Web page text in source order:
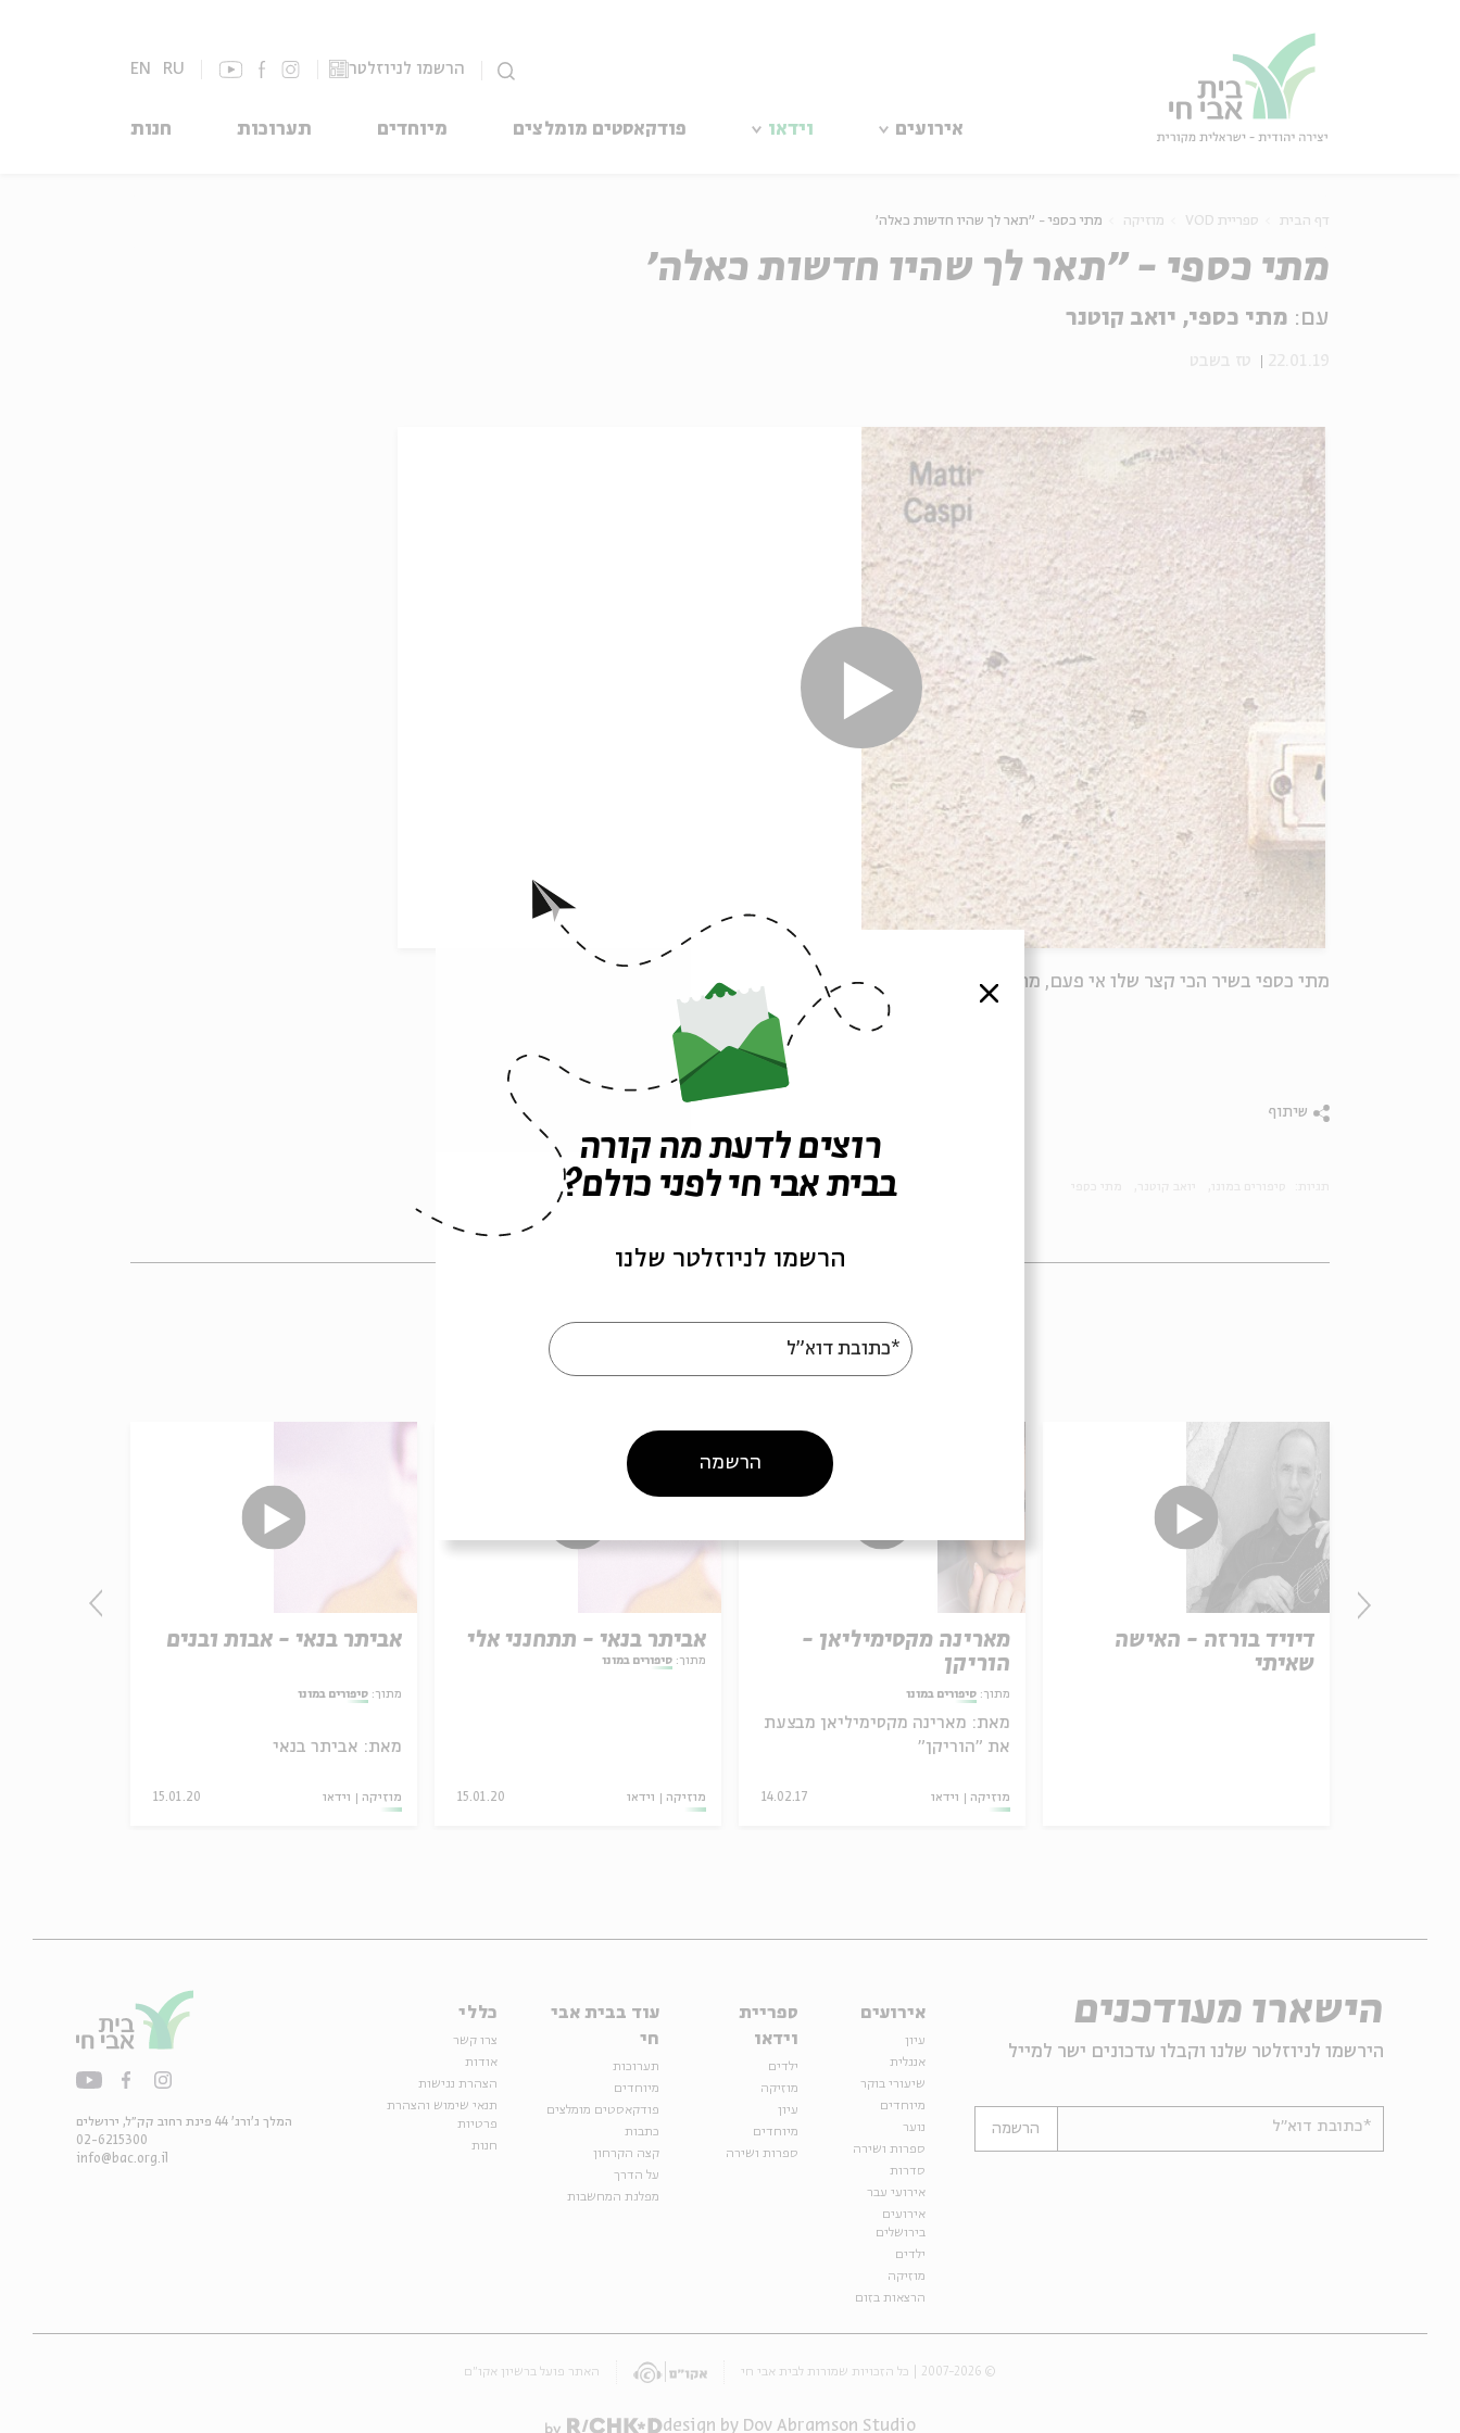
הרשמו לניוזלטר EN RU
אירועים וידאו פודקאסטים מומלצים מיוחדים תערוכות חנות
דף הבית ספריית VOD מוזיקה מתי כספי - "תאר לך שהיו חדשות כאלה'
מתי כספי - "תאר לך שהיו חדשות כאלה'
עם: מתי כספי, יואב קוטנר
מתי כספי בשיר הכי קצר שלו אי פעם, מתוך סיפורים במונו בהנחיית יואב קוטנר.
שיתוף
אביתר בנאי - אבות ובנים
מתוך: סיפורים במונו
מאת: אביתר בנאי
מוזיקה וידאו 15.01.20
אביתר בנאי - תתחנני אלי
מתוך: סיפורים במונו
מוזיקה וידאו 15.01.20
מארינה מקסימיליאן -
הוריקן
מתוך: סיפורים במונו
מאת: מארינה מקסימיליאן מבצעת
את "הוריקן"
מוזיקה וידאו 14.02.17
דיויד בורזה - האישה
שאיתי
הישארו מעודכנים
הירשמו לניוזלטר שלנו וקבלו עדכונים ישר למייל
*כתובת דוא"ל הרשמה
אירועים
עיון
אנגלית
שיעורי בוקר
מיוחדים
נוער
ספרות ושירה
סדרות
אירועי עבר
אירועים
בירושלים
ילדים
מוזיקה
הרצאות בזום
ספריית
וידאו
ילדים
מוזיקה
עיון
מיוחדים
ספרות ושירה
עוד בבית אבי
חי
תערוכות
מיוחדים
פודקאסטים מומלצים
כתבות
קצה הקרחון
על הדרך
מפלגת המחשבות
כללי
צרו קשר
אודות
הצהרת נגישות
תנאי שימוש והצהרת
פרטיות
חנות
המלך ג'ורג' 44 פינת רחוב קק״ל, ירושלים
info@bac.org.il
02-6215300
© 2007-2026 | כל הזכויות שמורות לבית אבי חי האתר פועל ברשיון אקו״ם
design by Dov Abramson Studio
סגור
רוצים לדעת מה קורה
בבית אבי חי לפני כולם?
הרשמו לניוזלטר שלנו
*כתובת דוא"ל
הרשמה